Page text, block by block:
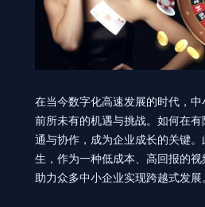
在当今数字化高速发展的时代，
前所未有的机遇与挑战。如何在
通与协作，成为企业成长的关键。
生，作为一种低成本、高回报的
助力众多中小企业实现跨越式发展